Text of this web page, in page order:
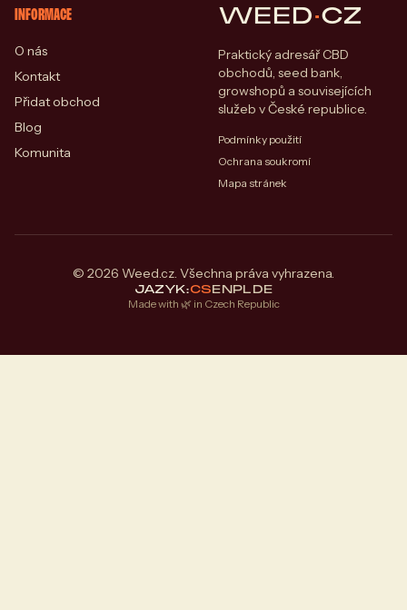
INFORMACE
O nás
Kontakt
Přidat obchod
Blog
Komunita
WEED·CZ
Praktický adresář CBD
obchodů, seed bank,
growshopů a souvisejících
služeb v České republice.
Podmínky použití
Ochrana soukromí
Mapa stránek
© 2026 Weed.cz. Všechna práva vyhrazena.
JAZYK:CSENPLDE
Made with 🌿 in Czech Republic